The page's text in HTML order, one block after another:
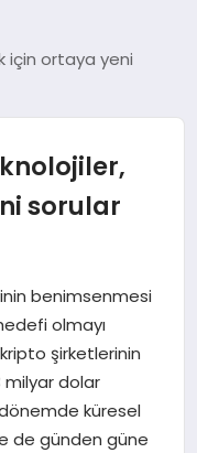
için ortaya yeni
sorular
benimsenmesi
olmayı
şirketlerinin
milyar dolar
küresel
de günden güne